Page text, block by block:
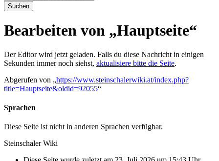
Suchen
Bearbeiten von „Hauptseite“
Der Editor wird jetzt geladen. Falls du diese Nachricht in einigen
Sekunden immer noch siehst, aktualisiere bitte die Seite.
Abgerufen von „https://www.steinschalerwiki.at/index.php?
title=Hauptseite&oldid=92055“
Sprachen
Diese Seite ist nicht in anderen Sprachen verfügbar.
Steinschaler Wiki